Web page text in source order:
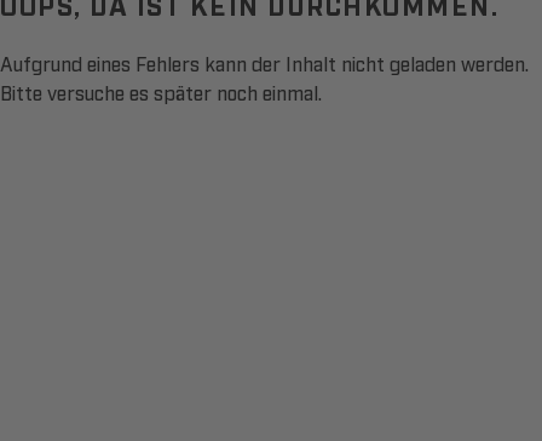
Aufgrund eines Fehlers kann der Inhalt nicht geladen werden.
Bitte versuche es später noch einmal.